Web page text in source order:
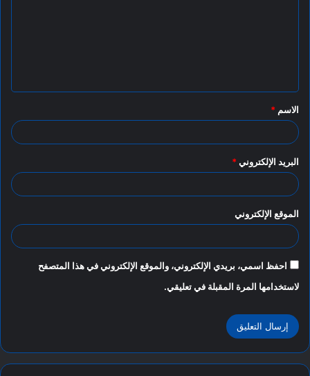
ق
*
الاسم *
البريد الإلكتروني *
الموقع الإلكتروني
احفظ اسمي، بريدي الإلكتروني، والموقع الإلكتروني في هذا المتصفح
لاستخدامها المرة المقبلة في تعليقي.